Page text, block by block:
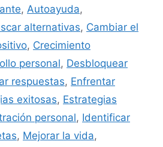
, Autoayuda,
alternativas, Cambiar el
, Crecimiento
personal, Desbloquear
respuestas, Enfrentar
exitosas, Estrategias
personal, Identificar
, Mejorar la vida,